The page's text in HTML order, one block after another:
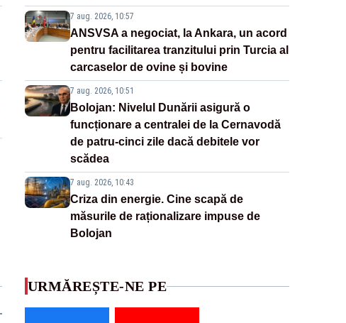
7 aug. 2026, 10:57
ANSVSA a negociat, la Ankara, un acord
pentru facilitarea tranzitului prin Turcia al
carcaselor de ovine și bovine
7 aug. 2026, 10:51
Bolojan: Nivelul Dunării asigură o
funcționare a centralei de la Cernavodă
de patru-cinci zile dacă debitele vor
scădea
7 aug. 2026, 10:43
Criza din energie. Cine scapă de
măsurile de raționalizare impuse de
Bolojan
URMĂREȘTE-NE PE